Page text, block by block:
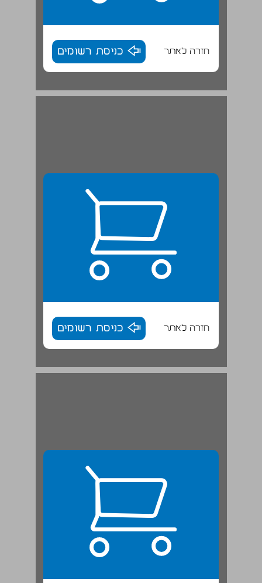
חזרה לאתר כניסת רשומים
חזרה לאתר כניסת רשומים